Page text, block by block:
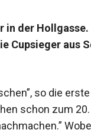
in der Hollgasse.
Cupsieger aus
so die
schon zum